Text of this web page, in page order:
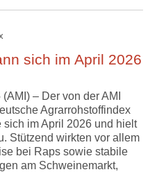
sich im April 2026
– Der von der AMI
Agrarrohstoffindex
sich im April 2026 und hielt
Stützend wirkten vor allem
bei Raps sowie stabile
am Schweinemarkt,